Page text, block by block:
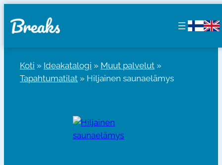
sisältöön
Koti » Ideakatalogi » Muut palvelut »
Tapahtumatilat » Hiljainen saunaelämys